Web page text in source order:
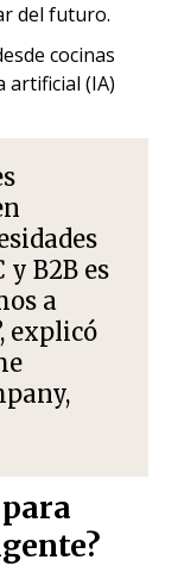
del futuro.
cocinas
artificial (IA)
y B2B es
a
explicó